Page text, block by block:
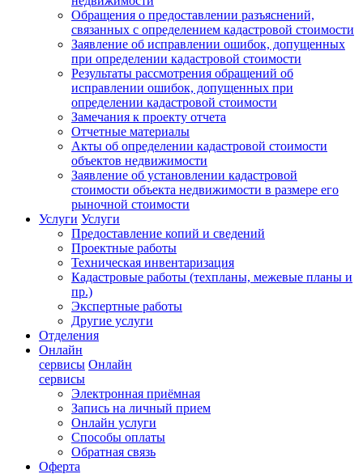
Обращения о предоставлении разъяснений,
связанных с определением кадастровой стоимости
Заявление об исправлении ошибок, допущенных
при определении кадастровой стоимости
Результаты рассмотрения обращений об
исправлении ошибок, допущенных при
определении кадастровой стоимости
Замечания к проекту отчета
Отчетные материалы
Акты об определении кадастровой стоимости
объектов недвижимости
Заявление об установлении кадастровой
стоимости объекта недвижимости в размере его
рыночной стоимости
Услуги Услуги
Предоставление копий и сведений
Проектные работы
Техническая инвентаризация
Кадастровые работы (техпланы, межевые планы и
пр.)
Экспертные работы
Другие услуги
Отделения
Онлайн
сервисы Онлайн
сервисы
Электронная приёмная
Запись на личный прием
Онлайн услуги
Способы оплаты
Обратная связь
Оферта